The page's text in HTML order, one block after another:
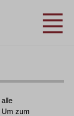
Um zum